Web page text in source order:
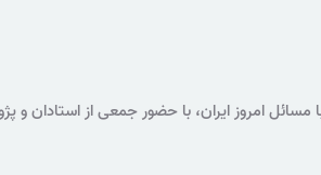
امروز ایران، با حضور جمعی از استادان و